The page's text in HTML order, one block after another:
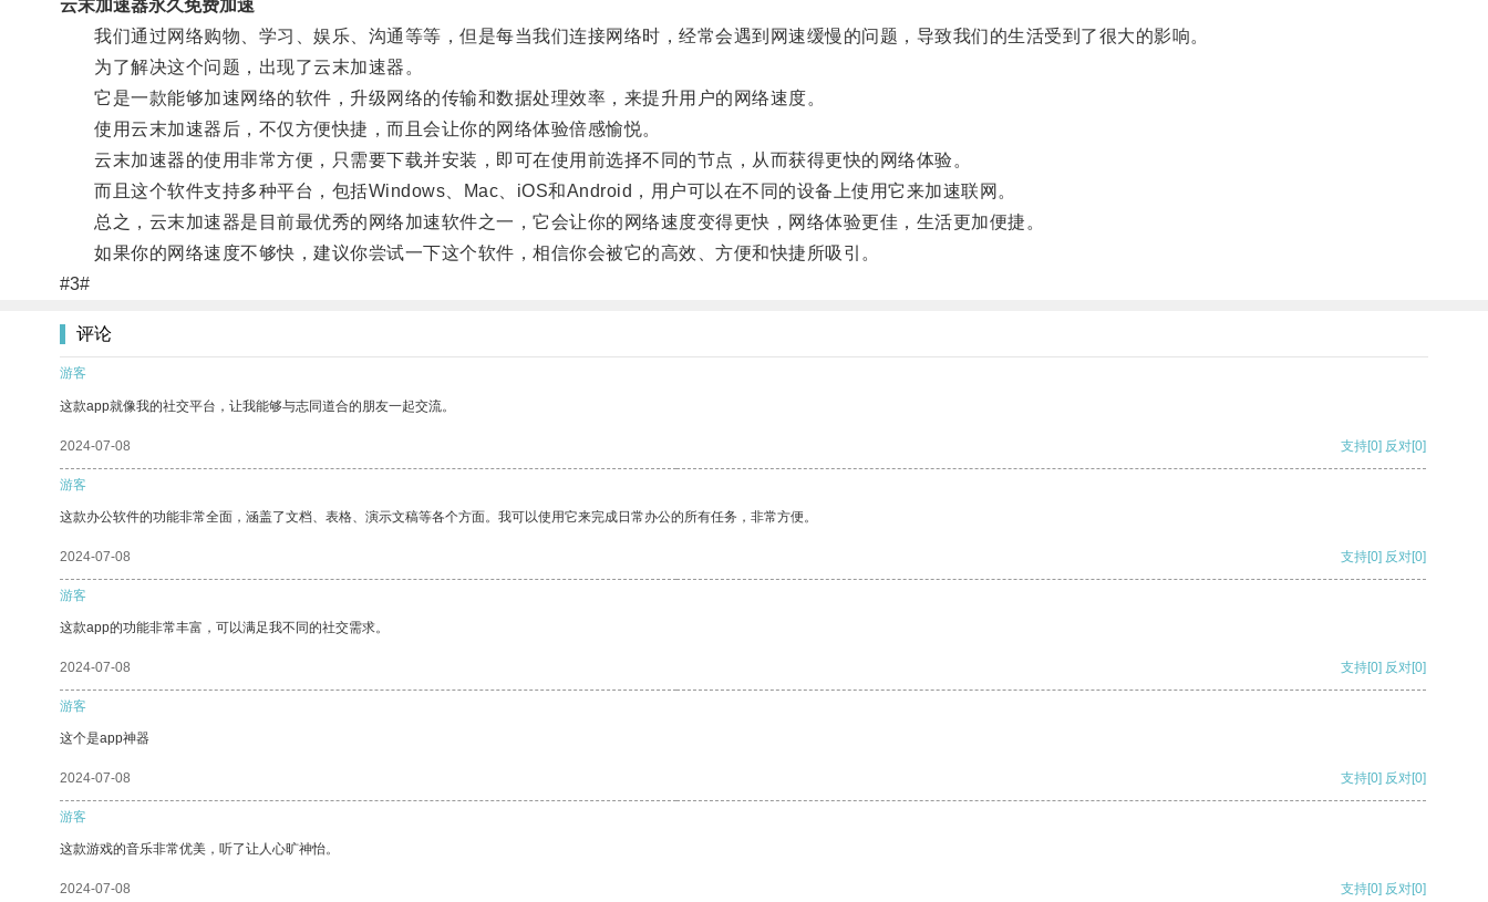
云末加速器永久免费加速
我们通过网络购物、学习、娱乐、沟通等等，但是每当我们连接网络时，经常会遇到网速缓慢的问题，导致我们的生活受到了很大的影响。
为了解决这个问题，出现了云末加速器。
它是一款能够加速网络的软件，升级网络的传输和数据处理效率，来提升用户的网络速度。
使用云末加速器后，不仅方便快捷，而且会让你的网络体验倍感愉悦。
云末加速器的使用非常方便，只需要下载并安装，即可在使用前选择不同的节点，从而获得更快的网络体验。
而且这个软件支持多种平台，包括Windows、Mac、iOS和Android，用户可以在不同的设备上使用它来加速联网。
总之，云末加速器是目前最优秀的网络加速软件之一，它会让你的网络速度变得更快，网络体验更佳，生活更加便捷。
如果你的网络速度不够快，建议你尝试一下这个软件，相信你会被它的高效、方便和快捷所吸引。
#3#
评论
游客
这款app就像我的社交平台，让我能够与志同道合的朋友一起交流。
2024-07-08 支持[0] 反对[0]
游客
这款办公软件的功能非常全面，涵盖了文档、表格、演示文稿等各个方面。我可以使用它来完成日常办公的所有任务，非常方便。
2024-07-08 支持[0] 反对[0]
游客
这款app的功能非常丰富，可以满足我不同的社交需求。
2024-07-08 支持[0] 反对[0]
游客
这个是app神器
2024-07-08 支持[0] 反对[0]
游客
这款游戏的音乐非常优美，听了让人心旷神怡。
2024-07-08 支持[0] 反对[0]